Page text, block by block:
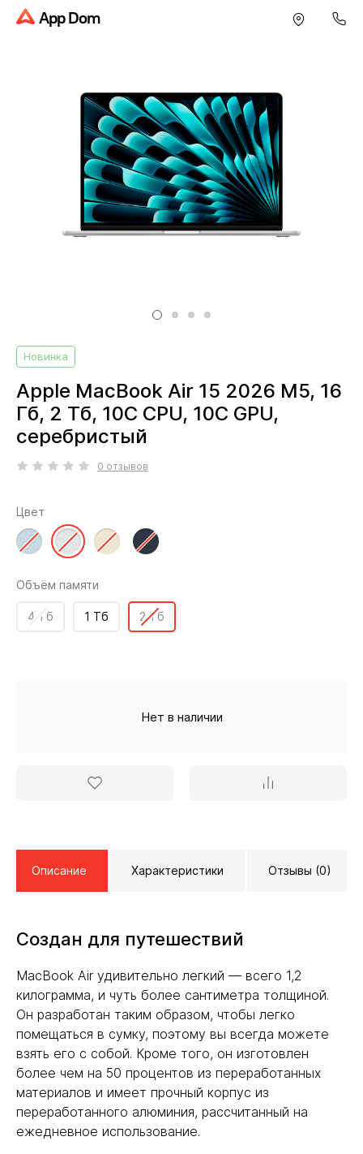
App Dom
Новинка
Apple MacBook Air 15 2026 M5, 16
Гб, 2 Тб, 10C CPU, 10C GPU,
серебристый
0 отзывов
Цвет
Объём памяти
2 Тб
1 Тб
4 Тб
Нет в наличии
Описание Характеристики Отзывы (0)
Создан для путешествий
MacBook Air удивительно легкий — всего 1,2
килограмма, и чуть более сантиметра толщиной.
Он разработан таким образом, чтобы легко
помещаться в сумку, поэтому вы всегда можете
взять его с собой. Кроме того, он изготовлен
более чем на 50 процентов из переработанных
материалов и имеет прочный корпус из
переработанного алюминия, рассчитанный на
ежедневное использование.